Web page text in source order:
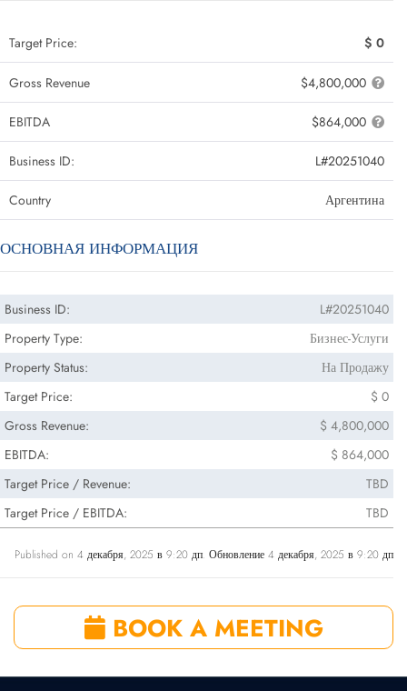
Target Price: $ 0
Gross Revenue $4,800,000
EBITDA $864,000
Business ID: L#20251040
Country Аргентина
ОСНОВНАЯ ИНФОРМАЦИЯ
Business ID:
L#20251040
Property Type:
Бизнес-Услуги
Property Status:
На Продажу
Target Price:
$ 0
Gross Revenue:
$ 4,800,000
EBITDA:
$ 864,000
Target Price / Revenue:
TBD
Target Price / EBITDA:
TBD
Published on 4 декабря, 2025 в 9:20 дп. Обновление 4 декабря, 2025 в 9:20 дп
BOOK A MEETING